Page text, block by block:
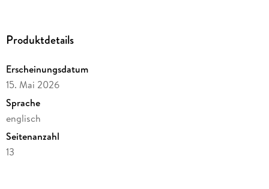
Produktdetails
Erscheinungsdatum
15. Mai 2026
Sprache
englisch
Seitenanzahl
13